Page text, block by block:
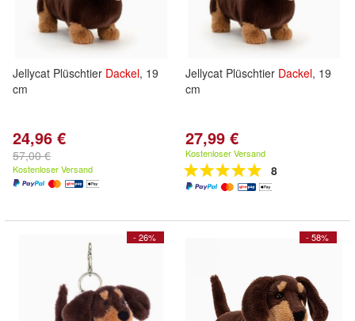
Jellycat Plüschtier Dackel, 19
cm
24,96 €
57,00 €
Kostenloser Versand
Jellycat Plüschtier Dackel, 19
cm
27,99 €
Kostenloser Versand
8
- 26% - 58%